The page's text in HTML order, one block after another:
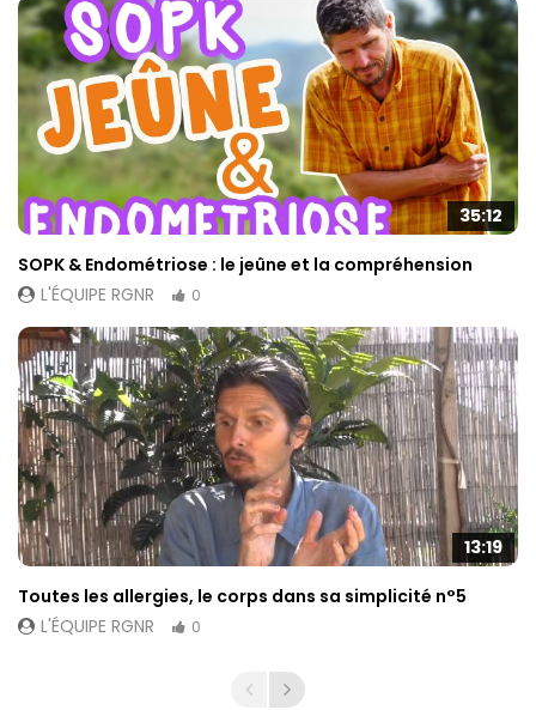
35:12
SOPK & Endométriose : le jeûne et la compréhension
L'ÉQUIPE RGNR
0
13:19
Toutes les allergies, le corps dans sa simplicité n°5
L'ÉQUIPE RGNR
0